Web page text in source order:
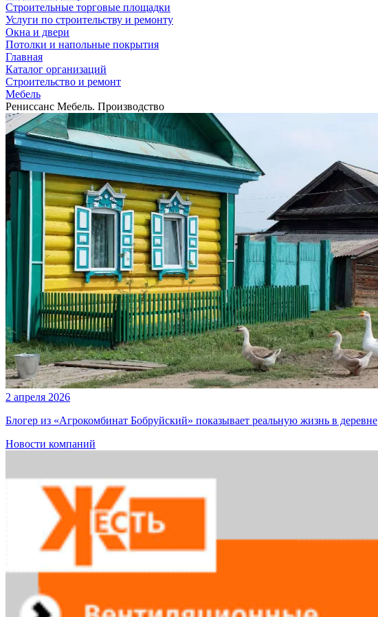
Строительные торговые площадки
Услуги по строительству и ремонту
Окна и двери
Потолки и напольные покрытия
Главная
Каталог организаций
Строительство и ремонт
Мебель
Рениссанс Мебель. Производство
2 апреля 2026
Блогер из «Агрокомбинат Бобруйский» показывает реальную жизнь в деревне
Новости компаний